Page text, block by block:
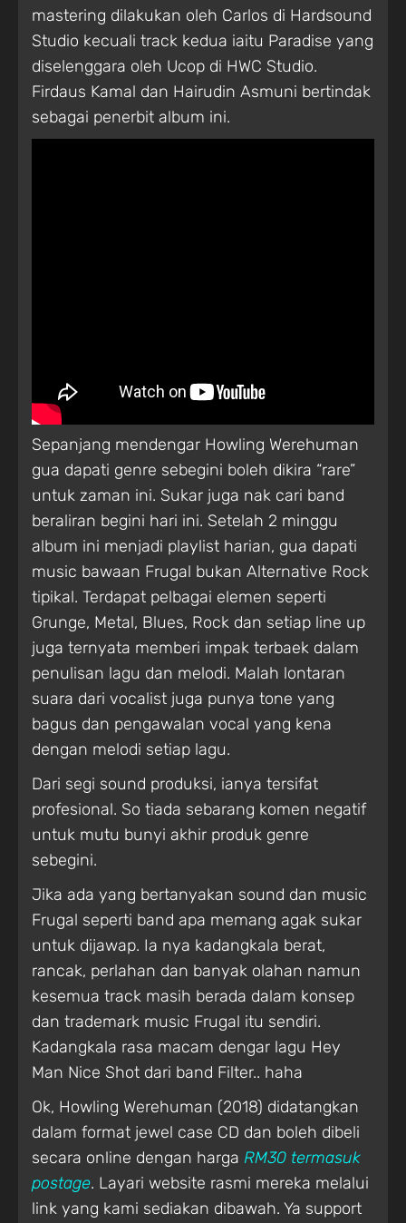
mastering dilakukan oleh Carlos di Hardsound
Studio kecuali track kedua iaitu Paradise yang
diselenggara oleh Ucop di HWC Studio.
Firdaus Kamal dan Hairudin Asmuni bertindak
sebagai penerbit album ini.
Sepanjang mendengar Howling Werehuman
gua dapati genre sebegini boleh dikira “rare”
untuk zaman ini. Sukar juga nak cari band
beraliran begini hari ini. Setelah 2 minggu
album ini menjadi playlist harian, gua dapati
music bawaan Frugal bukan Alternative Rock
tipikal. Terdapat pelbagai elemen seperti
Grunge, Metal, Blues, Rock dan setiap line up
juga ternyata memberi impak terbaek dalam
penulisan lagu dan melodi. Malah lontaran
suara dari vocalist juga punya tone yang
bagus dan pengawalan vocal yang kena
dengan melodi setiap lagu.
Dari segi sound produksi, ianya tersifat
profesional. So tiada sebarang komen negatif
untuk mutu bunyi akhir produk genre
sebegini.
Jika ada yang bertanyakan sound dan music
Frugal seperti band apa memang agak sukar
untuk dijawap. Ia nya kadangkala berat,
rancak, perlahan dan banyak olahan namun
kesemua track masih berada dalam konsep
dan trademark music Frugal itu sendiri.
Kadangkala rasa macam dengar lagu Hey
Man Nice Shot dari band Filter.. haha
Ok, Howling Werehuman (2018) didatangkan
dalam format jewel case CD dan boleh dibeli
secara online dengan harga RM30 termasuk
postage. Layari website rasmi mereka melalui
link yang kami sediakan dibawah. Ya support